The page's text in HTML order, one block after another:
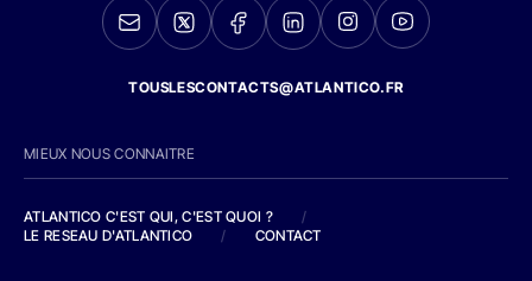
TOUSLESCONTACTS@ATLANTICO.FR
MIEUX NOUS CONNAITRE
ATLANTICO C'EST QUI, C'EST QUOI ?
/
LE RESEAU D'ATLANTICO
/ CONTACT